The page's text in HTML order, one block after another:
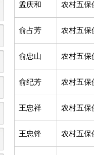
孟庆和 农村五保
俞占芳 农村五保
俞忠山 农村五保
俞纪芳 农村五保
王忠祥 农村五保
王忠锋 农村五保